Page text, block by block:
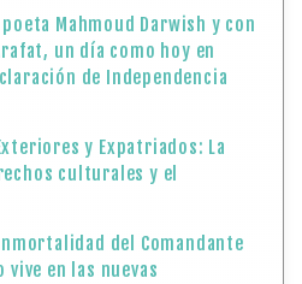
Mahmoud Darwish y con
un día como hoy en
de Independencia
y Expatriados: La
culturales y el
del Comandante
vive en las nuevas